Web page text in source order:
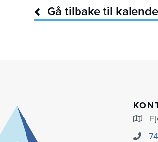
Gå tilbake til